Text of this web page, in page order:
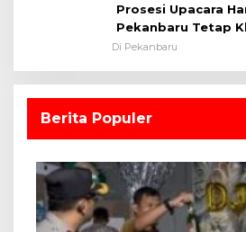
Prosesi Upacara
Pekanbaru Tetap
Dalam Ruangan
Di Pekanbaru
Berita Populer